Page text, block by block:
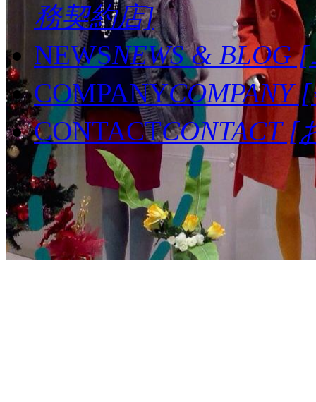
務契約店]
NEWSNEWS & BLOG
COMPANYCOMPANY
CONTACTCONTACT